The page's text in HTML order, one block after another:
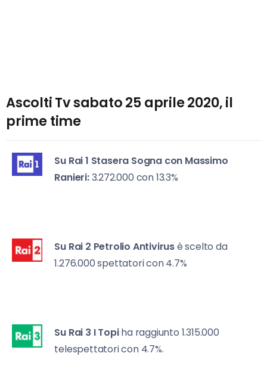
Ascolti Tv sabato 25 aprile 2020, il
prime time
Su Rai 1 Stasera Sogna con Massimo
Ranieri:3.272.000 con 13.3%
Su Rai 2 Petrolio Antivirusè scelto da
1.276.000 spettatori con 4.7%
Su Rai 3 ITopiha raggiunto 1.315.000
telespettatori con 4.7%.